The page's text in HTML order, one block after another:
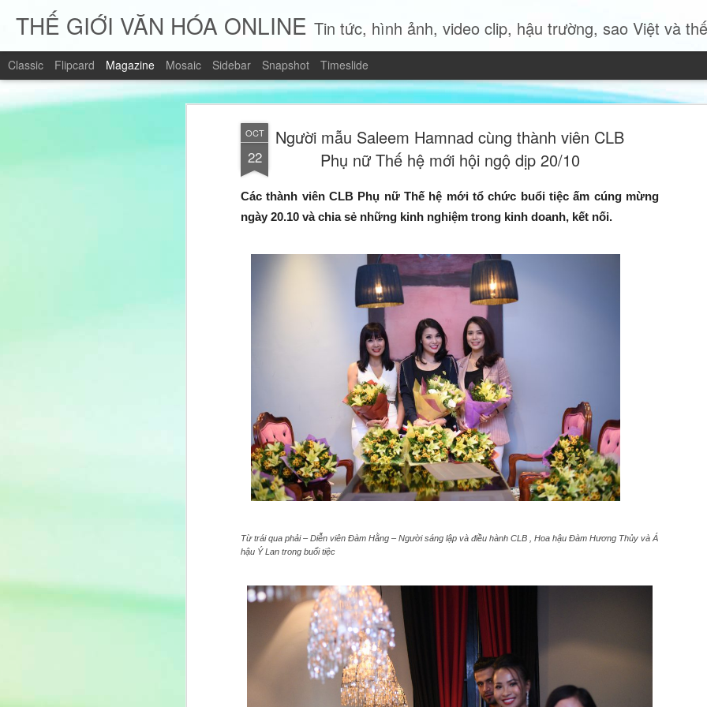
OCT
22
Người mẫu Saleem Hamnad cùng thành viên CLB
Phụ nữ Thế hệ mới hội ngộ dịp 20/10
Các thành viên CLB Phụ nữ Thế hệ mới tổ chức buổi tiệc ấm cúng mừng
ngày 20.10 và chia sẻ những kinh nghiệm trong kinh doanh, kết nối.
Từ trái qua phải – Diễn viên Đàm Hằng – Người sáng lập và điều hành CLB , Hoa hậu Đàm Hương Thủy và Á
hậu Ý Lan trong buổi tiệc
THẾ GIỚI VĂN HÓA ONLINE Tin tức, hình ảnh, video clip, hậu trường, sao Việt và thế giới
Classic Flipcard Magazine Mosaic Sidebar Snapshot Timeslide
JUL
mềm mại, phản chiếu hình
giữa quyền lực và nét nữ
Điểm đặc biệt của bộ ảnh
sắc sảo nhưng không lạnh
nhưng đầy chủ đích giúp
khuôn hình.